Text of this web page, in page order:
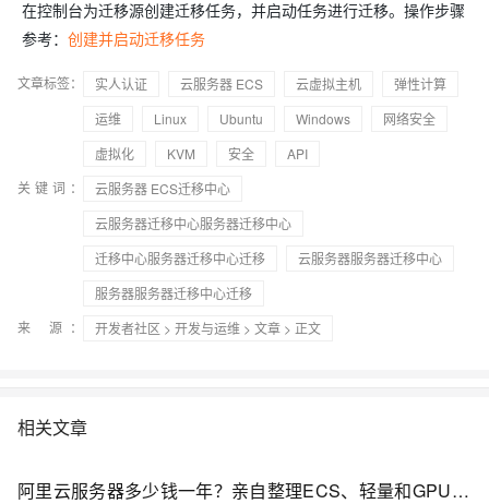
在控制台为迁移源创建迁移任务，并启动任务进行迁移。操作步骤
参考： 创建并启动迁移任务
文章标签： 实人认证 云服务器 ECS 云虚拟主机
弹性计算
运维
Linux Ubuntu Windows
网络安全
虚拟化
KVM 安全
API
关键词：
云服务器 ECS迁移中心
云服务器迁移中心服务器迁移中心
迁移中心服务器迁移中心迁移
云服务器服务器迁移中心
服务器服务器迁移中心迁移
来 源：
开发者社区 > 开发与运维 > 文章 > 正文
相关文章
阿里云服务器多少钱一年？亲自整理ECS、轻量和GPU服务器租赁价格表